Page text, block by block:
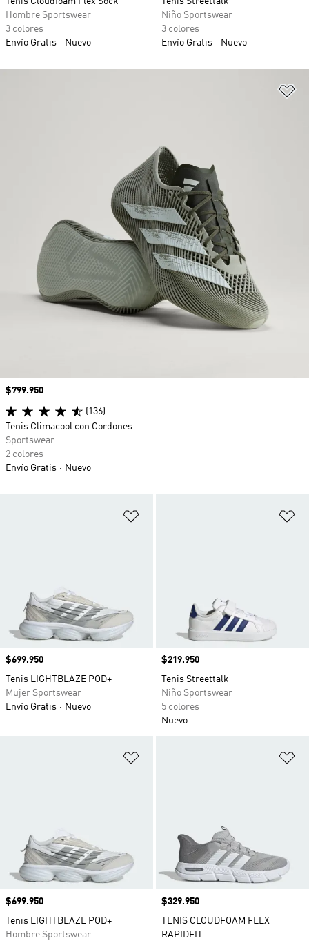
Hombre Sportswear
3 colores
Envío Gratis
Nuevo
Niño Sportswear
3 colores
Envío Gratis
Nuevo
Precio
$699.950
Tenis LIGHTBLAZE POD+
Mujer Sportswear
Envío Gratis
Nuevo
Precio
$219.950
Tenis Streettalk
Niño Sportswear
5 colores
Nuevo
Precio
$699.950
Tenis LIGHTBLAZE POD+
Hombre Sportswear
Precio
$329.950
TENIS CLOUDFOAM FLEX
RAPIDFIT
Precio
$799.950
(136)
Tenis Climacool con Cordones
Sportswear
2 colores
Envío Gratis
Nuevo